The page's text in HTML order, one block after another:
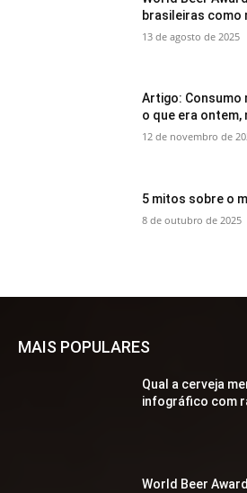
brasileiras como
13 de agosto de 2025
Artigo: Consumo
o que era ontem,
12 de novembro de
5 mitos sobre o
8 de outubro de 2025
MAIS POPULARES
Qual a cerveja
infográfico com
World Beer